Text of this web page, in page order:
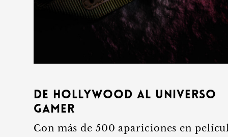
De Hollywood al universo
gamer
Con más de 500 apariciones en